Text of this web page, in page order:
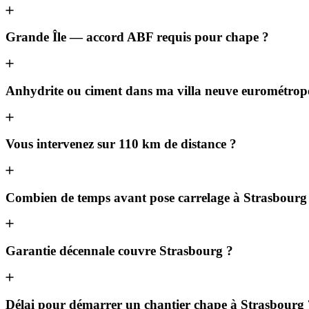
Grande Île — accord ABF requis pour chape ?
Anhydrite ou ciment dans ma villa neuve
Vous intervenez sur 110 km de distance ?
Combien de temps avant pose carrelage à Strasbourg
Garantie décennale couvre Strasbourg ?
Délai pour démarrer un chantier chape à Strasbourg